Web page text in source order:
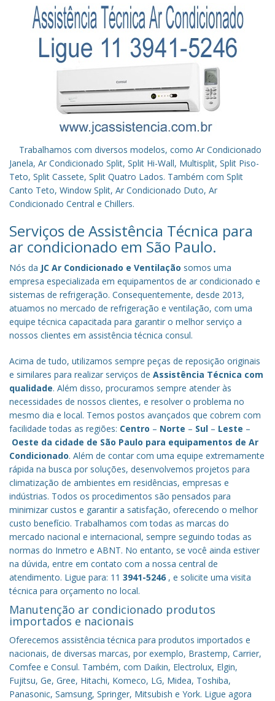
Trabalhamos com diversos modelos, como Ar Condicionado
Janela, Ar Condicionado Split, Split Hi-Wall, Multisplit, Split Piso-
Teto, Split Cassete, Split Quatro Lados. Também com Split
Canto Teto, Window Split, Ar Condicionado Duto, Ar
Condicionado Central e Chillers.
Serviços de Assistência Técnica para
ar condicionado em São Paulo.
Nós da JC Ar Condicionado e Ventilação somos uma
empresa especializada em equipamentos de ar condicionado e
sistemas de refrigeração. Consequentemente, desde 2013,
atuamos no mercado de refrigeração e ventilação, com uma
equipe técnica capacitada para garantir o melhor serviço a
nossos clientes em assistência técnica consul.
Acima de tudo, utilizamos sempre peças de reposição originais
e similares para realizar serviços de Assistência Técnica com
qualidade. Além disso, procuramos sempre atender às
necessidades de nossos clientes, e resolver o problema no
mesmo dia e local. Temos postos avançados que cobrem com
facilidade todas as regiões: Centro – Norte – Sul – Leste –
Oeste da cidade de São Paulo para equipamentos de Ar
Condicionado. Além de contar com uma equipe extremamente
rápida na busca por soluções, desenvolvemos projetos para
climatização de ambientes em residências, empresas e
indústrias. Todos os procedimentos são pensados para
minimizar custos e garantir a satisfação, oferecendo o melhor
custo benefício. Trabalhamos com todas as marcas do
mercado nacional e internacional, sempre seguindo todas as
normas do Inmetro e ABNT. No entanto, se você ainda estiver
na dúvida, entre em contato com a nossa central de
atendimento. Ligue para: 11 3941-5246 , e solicite uma visita
técnica para orçamento no local.
Manutenção ar condicionado produtos
importados e nacionais
Oferecemos assistência técnica para produtos importados e
nacionais, de diversas marcas, por exemplo, Brastemp, Carrier,
Comfee e Consul. Também, com Daikin, Electrolux, Elgin,
Fujitsu, Ge, Gree, Hitachi, Komeco, LG, Midea, Toshiba,
Panasonic, Samsung, Springer, Mitsubish e York. Ligue agora